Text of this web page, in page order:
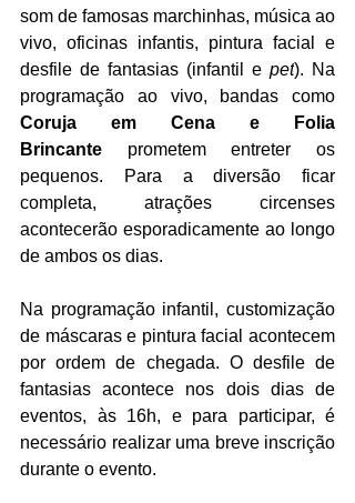
som de famosas marchinhas, música ao
vivo, oficinas infantis, pintura facial e
desfile de fantasias (infantil e pet). Na
Coruja em Cena e Folia
Brincante prometem entreter os
pequenos. Para a diversão ficar
completa, atrações circenses
acontecerão esporadicamente ao longo
de ambos os dias.
Na programação infantil, customização
de máscaras e pintura facial acontecem
por ordem de chegada. O desfile de
fantasias acontece nos dois dias de
eventos, às 16h, e para participar, é
necessário realizar uma breve inscrição
durante o evento.